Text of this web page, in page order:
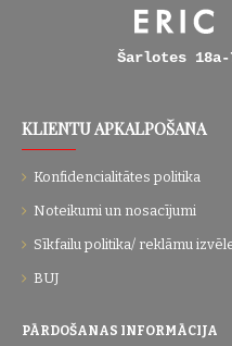
Šarlotes
KLIENTU APKALPOŠANA
Konfidencialitātes politika
Noteikumi un nosacījumi
Sīkfailu politika/ reklāmu
BUJ
PĀRDOŠANAS INFORMĀCIJA